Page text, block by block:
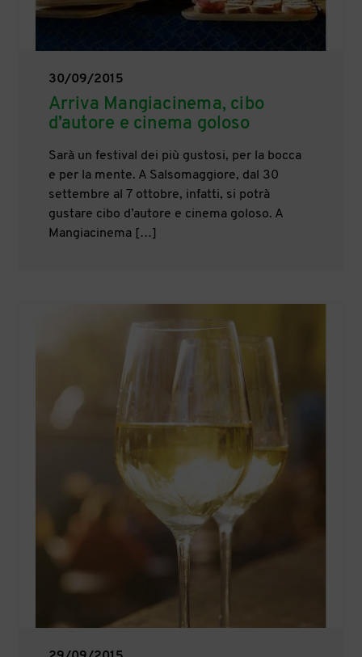
30/09/2015
Arriva Mangiacinema, cibo
d’autore e cinema goloso
Sarà un festival dei più gustosi, per la bocca
e per la mente. A Salsomaggiore, dal 30
settembre al 7 ottobre, infatti, si potrà
gustare cibo d’autore e cinema goloso. A
Mangiacinema […]